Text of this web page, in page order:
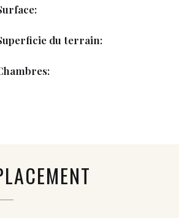
du terrain: